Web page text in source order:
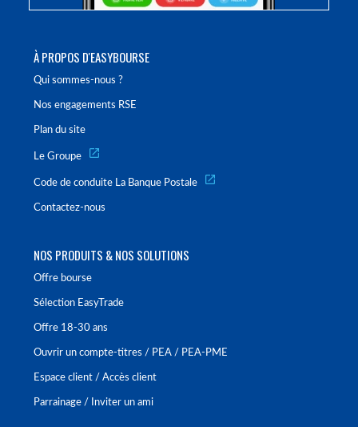
À PROPOS D'EASYBOURSE
Qui sommes-nous ?
Nos engagements RSE
Plan du site
Le Groupe
Code de conduite La Banque Postale
Contactez-nous
NOS PRODUITS & NOS SOLUTIONS
Offre bourse
Sélection EasyTrade
Offre 18-30 ans
Ouvrir un compte-titres / PEA / PEA-PME
Espace client / Accès client
Parrainage / Inviter un ami